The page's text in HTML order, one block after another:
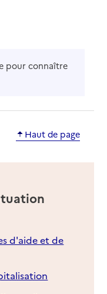
pour connaître
Haut de page
d'aide et de